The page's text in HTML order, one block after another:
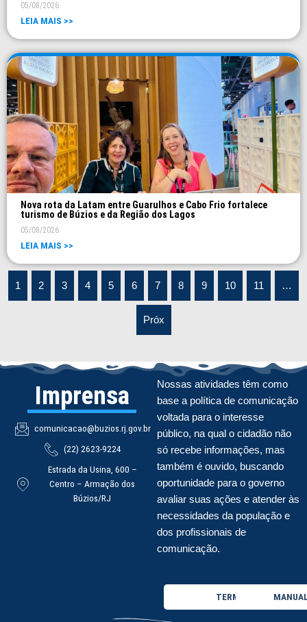
05/08/2026
LEIA MAIS >>
Nova rota da Latam entre Guarulhos e Cabo Frio fortalece
turismo de Búzios e da Região dos Lagos
05/08/2026
LEIA MAIS >>
1 2 3 4 5 6 7 8 9 10 11 …
Próx
Imprensa
comunicacao@buzios.rj.gov.br
(22) 2623-9224
Estrada da Usina, 600 –
Centro – Armação dos
Búzios/RJ
Nossas atividades têm como
base a política de comunicação
voltada para o interesse
público, na qual o cidadão não
só recebe informações, mas
também é ouvido, buscando
oportunidade para o governo
avaliar suas ações e atender às
necessidades da população e
dos profissionais de
comunicação.
TERMO DE USO